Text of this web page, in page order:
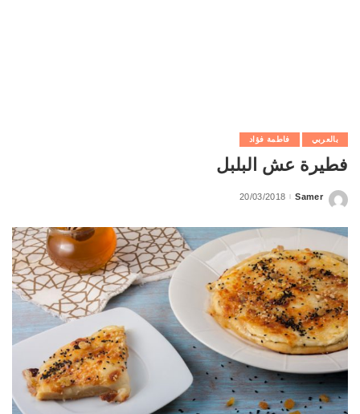
بالعربي فاطمة فؤاد
فطيرة عش البلبل
Posted
Samer
20/03/2018